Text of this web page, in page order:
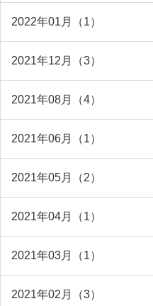
2022年01月（1）
2021年12月（3）
2021年08月（4）
2021年06月（1）
2021年05月（2）
2021年04月（1）
2021年03月（1）
2021年02月（3）